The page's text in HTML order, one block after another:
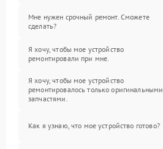
Мне нужен срочный ремонт. Сможете
сделать?
Я хочу, чтобы мое устройство
ремонтировали при мне.
Я хочу, чтобы мое устройство
ремонтировалось только оригинальными
запчастями.
Как я узнаю, что мое устройство готово?